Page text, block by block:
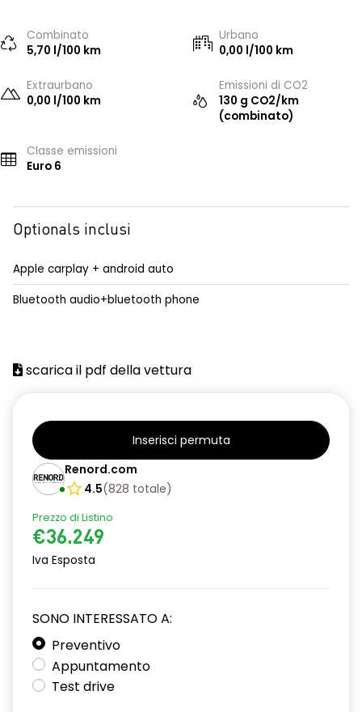
Combinato
5,70 l/100 km
Urbano
0,00 l/100 km
Extraurbano
0,00 l/100 km
Emissioni di CO2
130 g CO2/km
(combinato)
Classe emissioni
Euro 6
Optionals inclusi
Apple carplay + android auto
Bluetooth audio+bluetooth phone
scarica il pdf della vettura
Inserisci permuta
Renord.com
4.5(828 totale)
Prezzo di Listino
€36.249
Iva Esposta
SONO INTERESSATO A:
Preventivo
Appuntamento
Test drive